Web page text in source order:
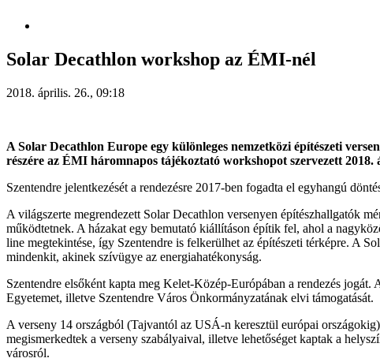
Solar Decathlon workshop az ÉMI-nél
2018. április. 26., 09:18
A Solar Decathlon Europe egy különleges nemzetközi építészeti
részére az ÉMI háromnapos tájékoztató workshopot szervezett
Szentendre jelentkezését a rendezésre 2017-ben fogadta el egyhangú
A világszerte megrendezett Solar Decathlon versenyen építészhallgatók
működtetnek. A házakat egy bemutató kiállításon építik fel, ahol a
line megtekintése, így Szentendre is felkerülhet az építészeti térképre. A
mindenkit, akinek szívügye az energiahatékonyság.
Szentendre elsőként kapta meg Kelet-Közép-Európában a rendezés
Egyetemet, illetve Szentendre Város Önkormányzatának elvi támogatását.
A verseny 14 országból (Tajvantól az USÁ-n keresztül európai
megismerkedtek a verseny szabályaival, illetve lehetőséget kaptak a
városról.